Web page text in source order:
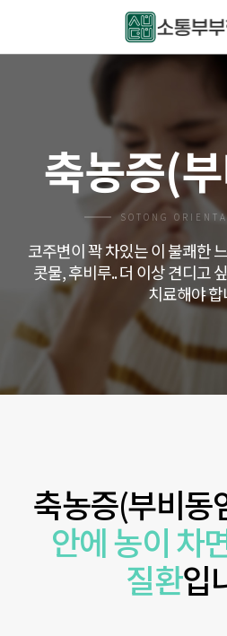
축농증(
SOTONG
코주변이 꽉 차있는 이 불쾌한
콧물, 후비루..더 이상 견디고
치료해야 합
축농증(부비동
안에 농이 차
질환입